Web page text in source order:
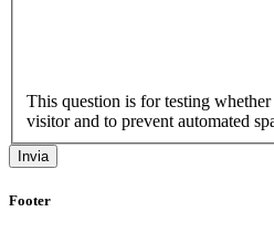
This question is for testing
visitor and to prevent automated
Footer